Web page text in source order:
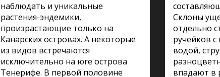
наблюдать и уникальные
растения-эндемики,
произрастающие только на
Канарских островах. А некоторые
из видов встречаются
исключительно на юге острова
Тенерифе. В первой половине
Склоны
отдельно
ручейков
водой,
впадают в